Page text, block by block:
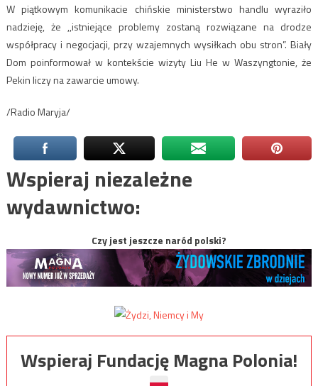
W piątkowym komunikacie chińskie ministerstwo handlu wyraziło
nadzieję, że ,,istniejące problemy zostaną rozwiązane na drodze
współpracy i negocjacji, przy wzajemnych wysiłkach obu stron”. Biały
Dom poinformował w kontekście wizyty Liu He w Waszyngtonie, że
Pekin liczy na zawarcie umowy.
/Radio Maryja/
Wspieraj niezależne
wydawnictwo:
Czy jest jeszcze naród polski?
Wspieraj Fundację Magna Polonia!